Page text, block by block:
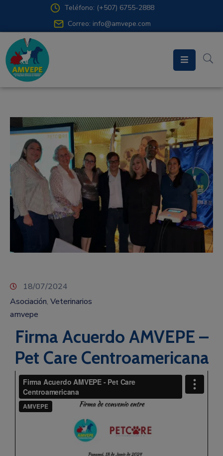
Teléfono: (+507) 6755-2888
Correo: info@amvepe.com
Inicio
Asociación
Departamentos
Contacto
Acceso
Miembros
18/07/2024
Asociación‚ Veterinarios
amvepe
Firma Acuerdo AMVEPE –
Pet Care Centroamericana